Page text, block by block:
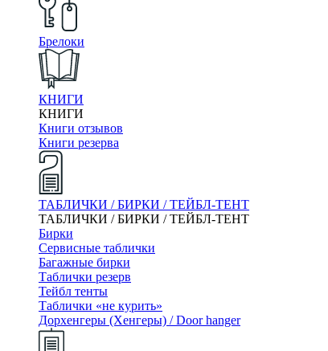
Брелоки
КНИГИ
КНИГИ
Книги отзывов
Книги резерва
ТАБЛИЧКИ / БИРКИ / ТЕЙБЛ-ТЕНТ
ТАБЛИЧКИ / БИРКИ / ТЕЙБЛ-ТЕНТ
Бирки
Сервисные таблички
Багажные бирки
Таблички резерв
Тейбл тенты
Таблички «не курить»
Дорхенгеры (Хенгеры) / Door hanger